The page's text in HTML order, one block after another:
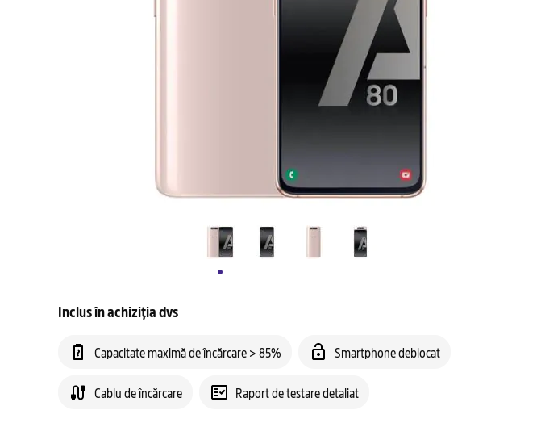
Inclus în achiziția dvs
Capacitate maximă de încărcare > 85% Smartphone deblocat
Cablu de încărcare Raport de testare detaliat